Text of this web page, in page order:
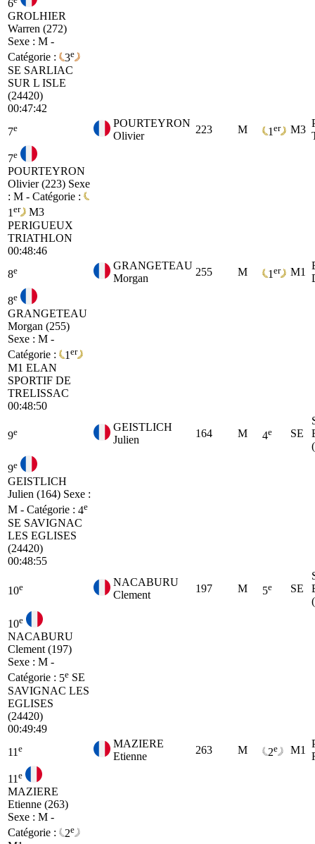
6
GROLHIER
Warren (272)
Sexe : M -
Catégorie :
3e
SE SARLIAC
SUR L ISLE
(24420)
00:47:42
7e
POURTEYRON
Olivier
223 M 1 er M3
7e
POURTEYRON
Olivier (223) Sexe
: M - Catégorie :
1 er
M3
PERIGUEUX
TRIATHLON
00:48:46
8e
GRANGETEAU
Morgan
255 M 1 er M1
8e
GRANGETEAU
Morgan (255)
Sexe : M -
Catégorie :
1 er
M1 ELAN
SPORTIF DE
TRELISSAC
00:48:50
9e
GEISTLICH
Julien
164 M 4e SE
9e
GEISTLICH
Julien (164) Sexe :
M - Catégorie : 4e
SE SAVIGNAC
LES EGLISES
(24420)
00:48:55
10e
NACABURU
Clement
197 M 5e SE
10e
NACABURU
Clement (197)
Sexe : M -
Catégorie : 5e SE
SAVIGNAC LES
EGLISES
(24420)
00:49:49
11 e
MAZIERE
Etienne
263 M 2e M1
11 e
MAZIERE
Etienne (263)
Sexe : M -
Catégorie :
2e